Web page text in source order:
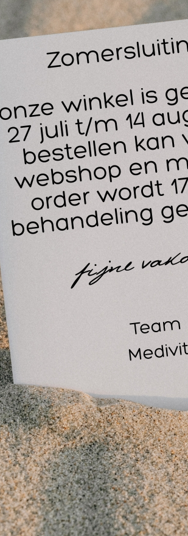
Reanimaties – veilig beademen met
Gebruik van AED’s – voorbereiding
EHBO- en BHV-inzet – hygiënisch en
Sportverenigingen en scholen –
Producteigenschappen;
Merk: Defibtech
Type: Lifeline AED Safe set
Toepassing: Veilig en hygiënisch
Inhoud:
1× beademingsmasker met
1× schaar voor kleding
1× wegwerpscheermesje
1× paar nitril handschoenen
1× doekjes voor reiniging
Gebruik: Voor BHV, EHBO, sportclubs en
Bij aanschaf van de Defibtech Lifeline
Defibtech Lifeline AED (semi- of
Extra elektroden (volwassenen en kinderen)
AED-wandkast of draagtas
Reanimatiepoppen voor BHV-training
Met de Defibtech Lifeline AED Safe set
Onmisbaar als aanvulling op uw AED en
Bezoek onze winkel en showroom in
Wellicht ook